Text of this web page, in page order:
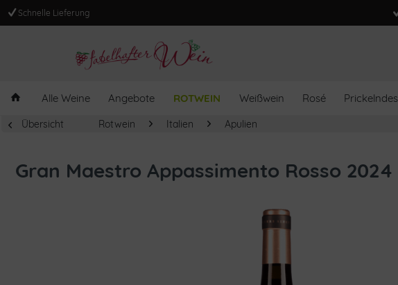
Schnelle Lieferung
Alle Weine Angebote ROTWEIN Weißwein Rosé Prickelndes
Übersicht Rotwein Italien Apulien
Gran Maestro Appassimento Rosso 2024